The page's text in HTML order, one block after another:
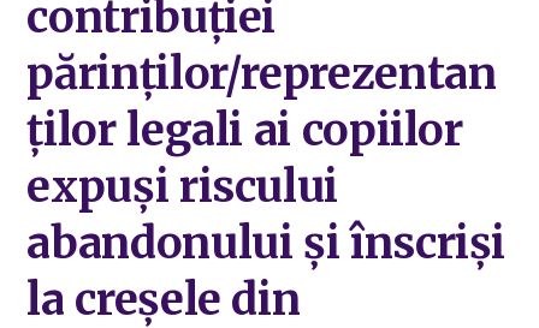
contribuției
părinților/reprezentan
ților legali ai copiilor
expuși riscului
abandonului și înscriși
la creșele din